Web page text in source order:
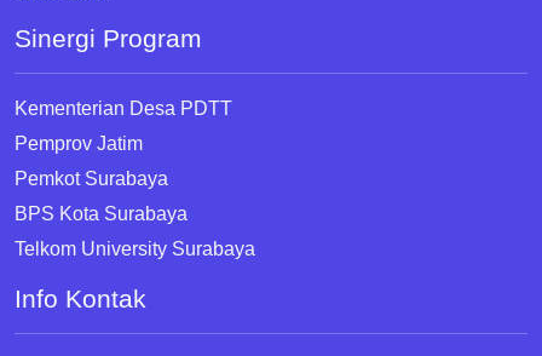
Sinergi Program
Kementerian Desa PDTT
Pemprov Jatim
Pemkot Surabaya
BPS Kota Surabaya
Telkom University Surabaya
Info Kontak